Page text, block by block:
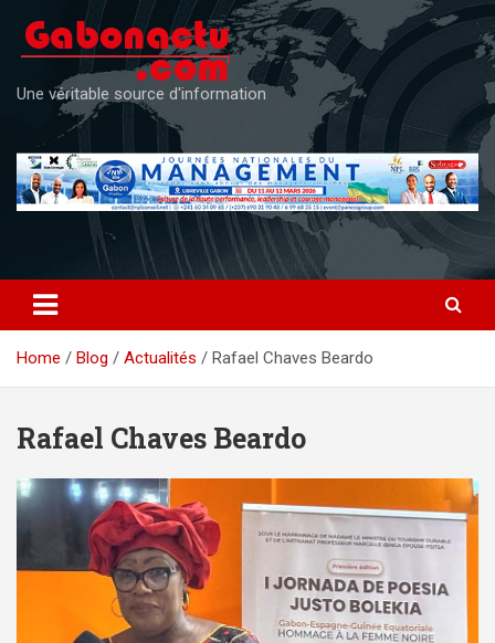
content
Une véritable source d'information
Home Blog Actualités Rafael Chaves Beardo
Rafael Chaves Beardo